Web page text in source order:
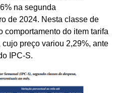
na segunda
de 2024. Nesta classe de
comportamento do item tarifa
preço variou 2,29%, ante
IPC-S.